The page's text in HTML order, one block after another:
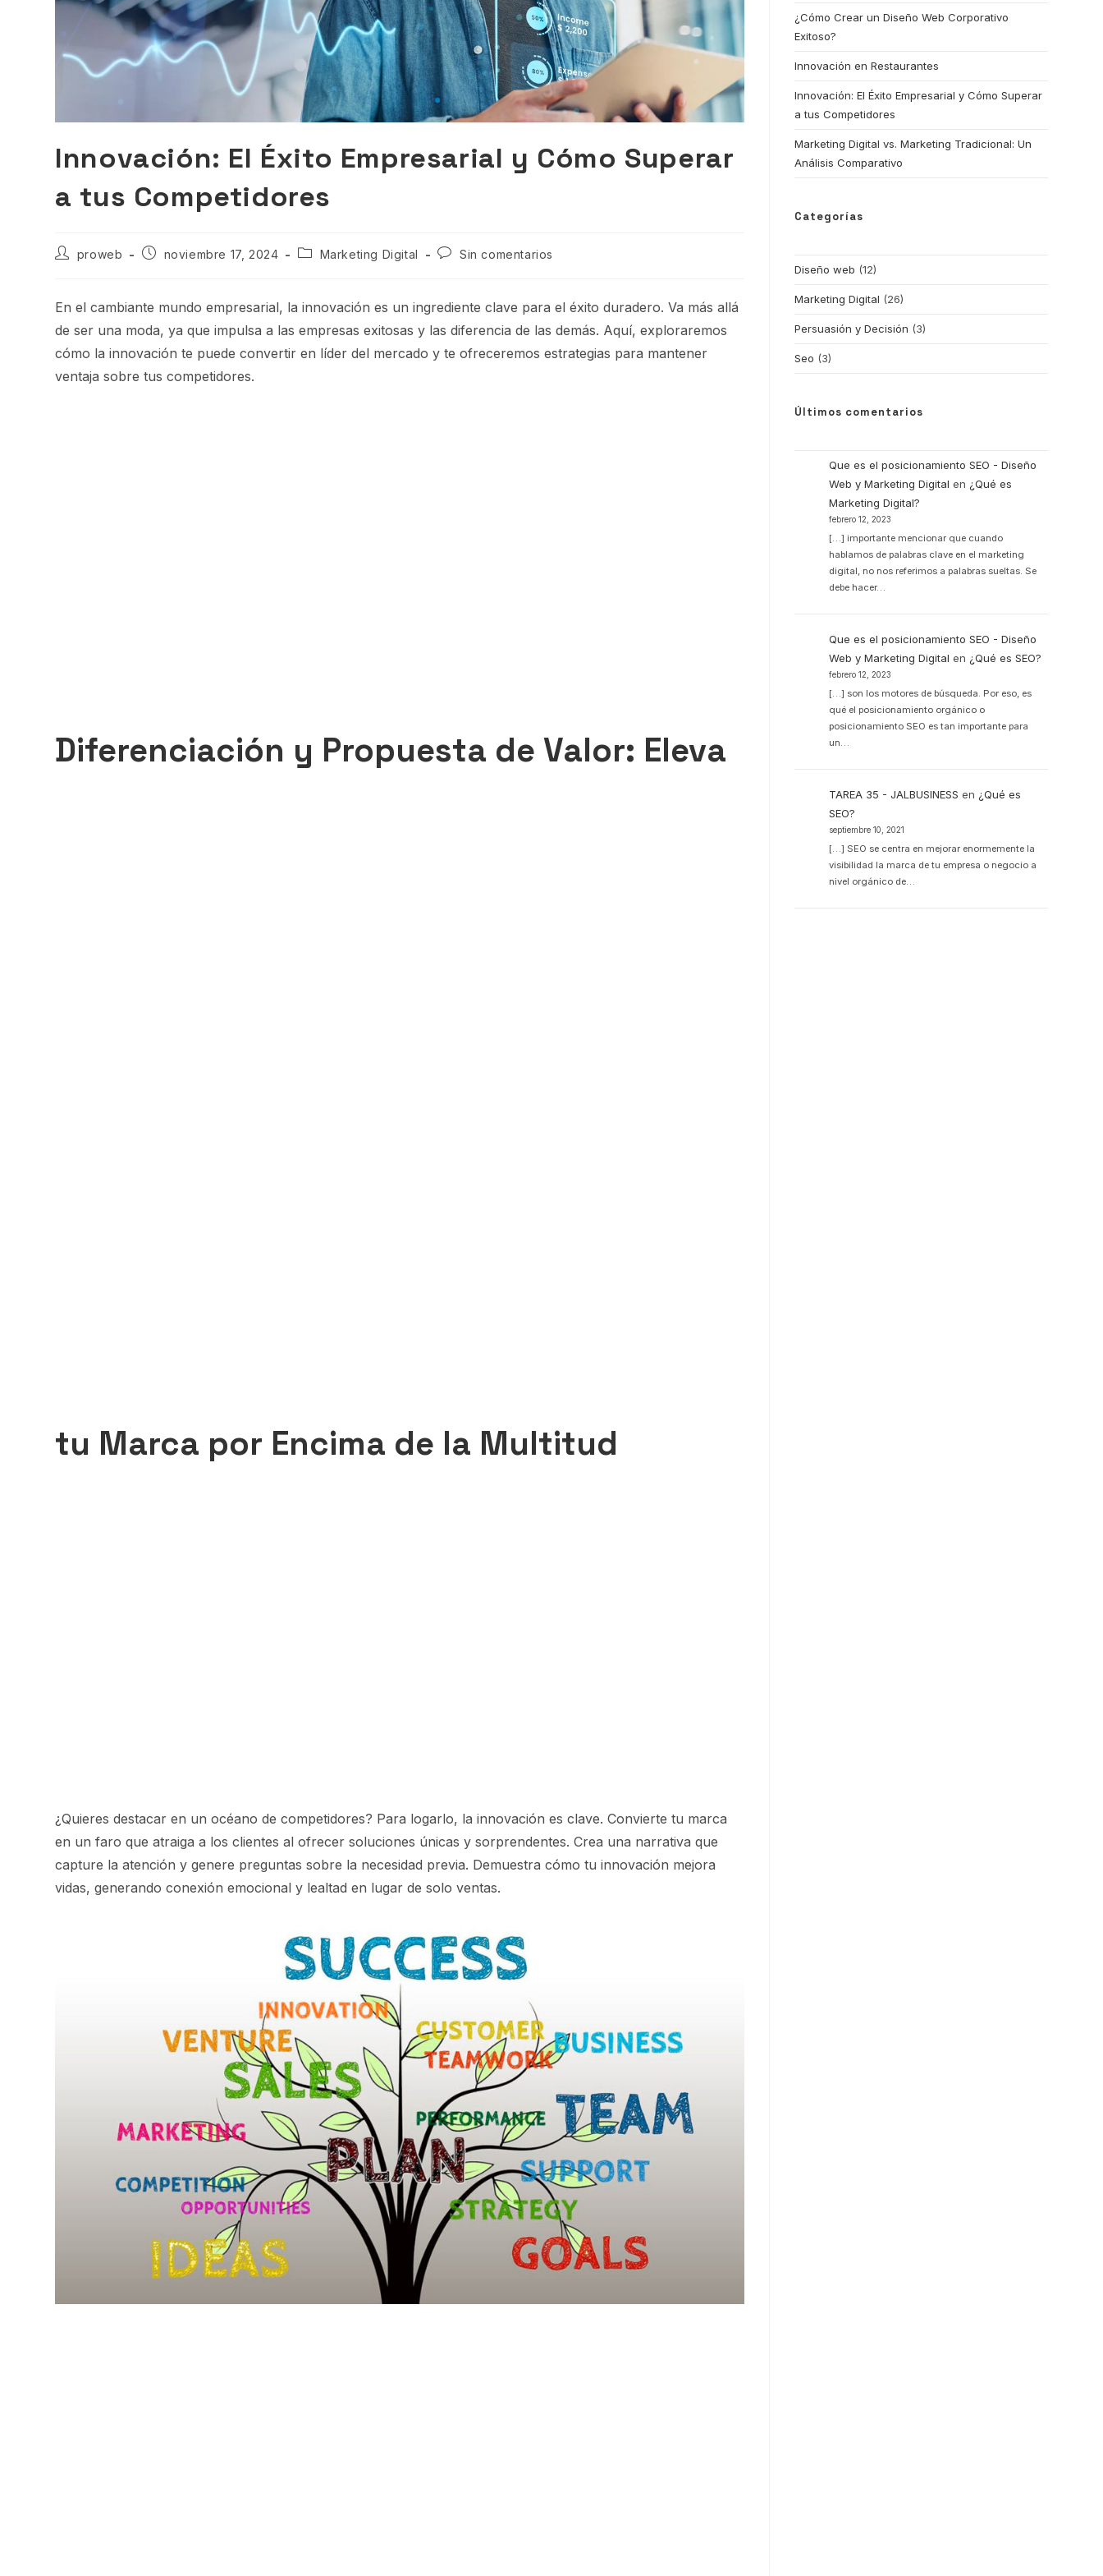
Innovación: El Éxito Empresarial y Cómo Superar
a tus Competidores
proweb noviembre 17, 2024 Marketing Digital Sin comentarios
En el cambiante mundo empresarial, la innovación es un ingrediente clave para el éxito duradero. Va más allá
de ser una moda, ya que impulsa a las empresas exitosas y las diferencia de las demás. Aquí, exploraremos
cómo la innovación te puede convertir en líder del mercado y te ofreceremos estrategias para mantener
ventaja sobre tus competidores.
Diferenciación y Propuesta de Valor: Eleva
tu Marca por Encima de la Multitud
¿Quieres destacar en un océano de competidores? Para logarlo, la innovación es clave. Convierte tu marca
en un faro que atraiga a los clientes al ofrecer soluciones únicas y sorprendentes. Crea una narrativa que
capture la atención y genere preguntas sobre la necesidad previa. Demuestra cómo tu innovación mejora
vidas, generando conexión emocional y lealtad en lugar de solo ventas.
¿Cómo Crear un Diseño Web Corporativo
Exitoso?
Innovación en Restaurantes
Innovación: El Éxito Empresarial y Cómo Superar
a tus Competidores
Marketing Digital vs. Marketing Tradicional: Un
Análisis Comparativo
Categorías
Diseño web (12)
Marketing Digital (26)
Persuasión y Decisión (3)
Seo (3)
Últimos comentarios
Que es el posicionamiento SEO - Diseño
Web y Marketing Digital en ¿Qué es
Marketing Digital?
febrero 12, 2023
[…] importante mencionar que cuando
hablamos de palabras clave en el marketing
digital, no nos referimos a palabras sueltas. Se
debe hacer…
Que es el posicionamiento SEO - Diseño
Web y Marketing Digital en ¿Qué es SEO?
febrero 12, 2023
[…] son los motores de búsqueda. Por eso, es
qué el posicionamiento orgánico o
posicionamiento SEO es tan importante para
un…
TAREA 35 - JALBUSINESS en ¿Qué es
SEO?
septiembre 10, 2021
[…] SEO se centra en mejorar enormemente la
visibilidad la marca de tu empresa o negocio a
nivel orgánico de…